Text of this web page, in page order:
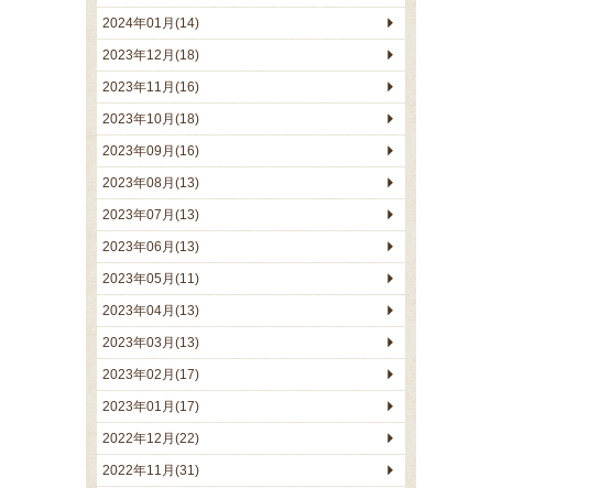
2024年01月(14)
2023年12月(18)
2023年11月(16)
2023年10月(18)
2023年09月(16)
2023年08月(13)
2023年07月(13)
2023年06月(13)
2023年05月(11)
2023年04月(13)
2023年03月(13)
2023年02月(17)
2023年01月(17)
2022年12月(22)
2022年11月(31)